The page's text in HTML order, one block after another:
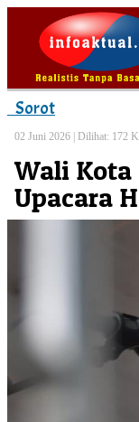
Sorot
02 Juni 2026 | Dilihat: 172
Wali
Upacara